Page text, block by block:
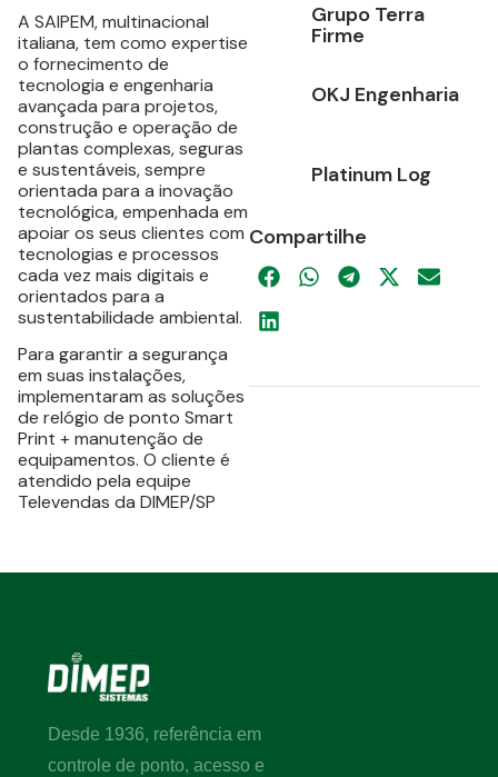
A SAIPEM, multinacional
italiana, tem como expertise
o fornecimento de
tecnologia e engenharia
avançada para projetos,
construção e operação de
plantas complexas, seguras
e sustentáveis, sempre
orientada para a inovação
tecnológica, empenhada em
apoiar os seus clientes com
tecnologias e processos
cada vez mais digitais e
orientados para a
sustentabilidade ambiental.
Para garantir a segurança
em suas instalações,
implementaram as soluções
de relógio de ponto Smart
Print + manutenção de
equipamentos. O cliente é
atendido pela equipe
Televendas da DIMEP/SP
Grupo Terra
Firme
OKJ Engenharia
Platinum Log
Compartilhe
Desde 1936, referência em
controle de ponto, acesso e